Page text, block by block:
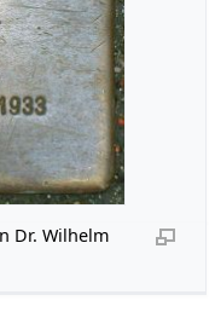
Dr. Wilhelm